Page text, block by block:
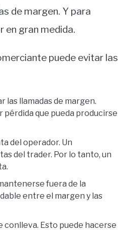
de margen. Y para
en gran medida.
puede evitar las
las llamadas de margen.
que pueda producirse
del operador. Un
del trader. Por lo tanto, un
fuera de la
entre el margen y las
Esto puede hacerse